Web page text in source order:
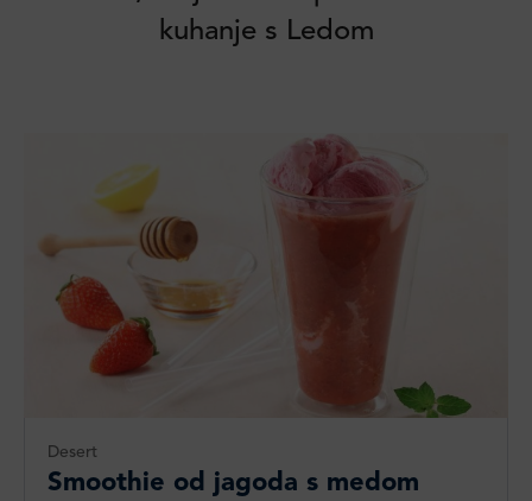
kuhanje s Ledom
Desert
Smoothie od jagoda s medom